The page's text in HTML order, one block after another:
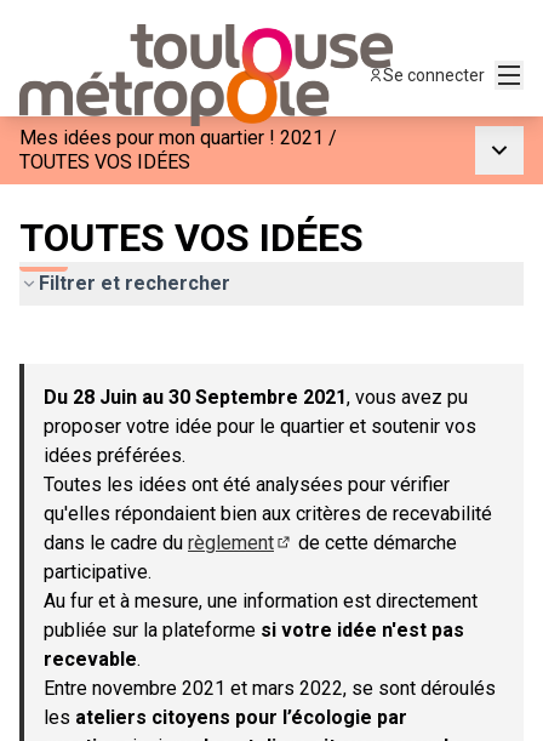
Se connecter
Mes idées pour mon quartier ! 2021 /
TOUTES VOS IDÉES
TOUTES VOS IDÉES
Filtrer et rechercher
−
Du 28 Juin au 30 Septembre 2021, vous avez pu
proposer votre idée pour le quartier et soutenir vos
idées préférées.
Toutes les idées ont été analysées pour vérifier
qu'elles répondaient bien aux critères de recevabilité
dans le cadre du règlement
de cette démarche
participative.
Au fur et à mesure, une information est directement
publiée sur la plateforme si votre idée n'est pas
recevable.
Entre novembre 2021 et mars 2022, se sont déroulés
les ateliers citoyens pour l’écologie par